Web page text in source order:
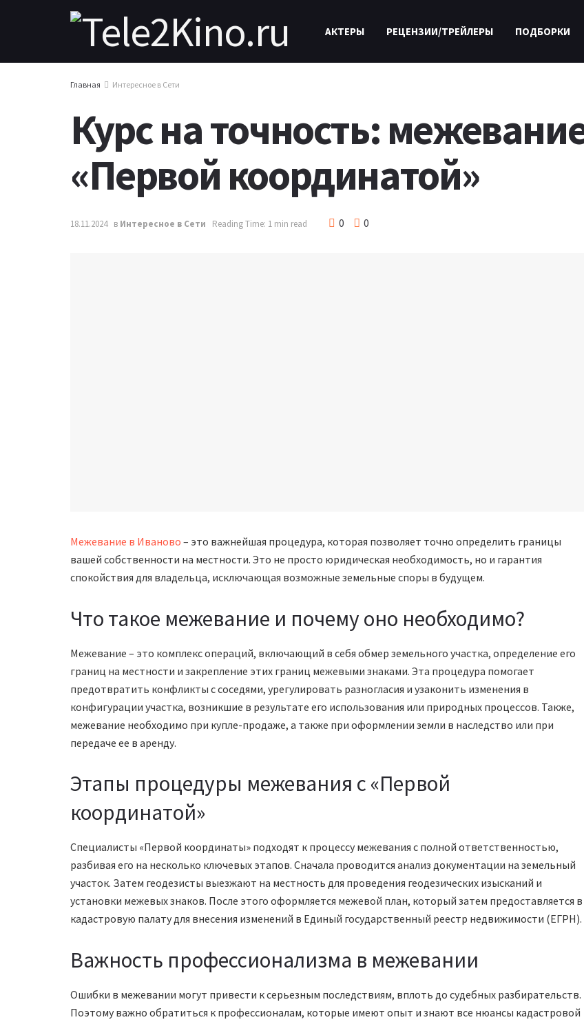
АКТЕРЫ РЕЦЕНЗИИ/ТРЕЙЛЕРЫ ПОДБОРКИ
Главная Интересное в Сети
Курс на точность:
«Первой координатой»
18.11.2024 в Интересное в Сети Reading Time: 1 min read 0 0
Межевание в Иваново – это важнейшая процедура, которая позволяет точно определить границы
вашей собственности на местности. Это не просто юридическая необходимость, но и гарантия
спокойствия для владельца, исключающая возможные земельные споры в будущем.
Что такое межевание и почему оно необходимо?
Межевание – это комплекс операций, включающий в себя обмер земельного участка, определение его
границ на местности и закрепление этих границ межевыми знаками. Эта процедура помогает
предотвратить конфликты с соседями, урегулировать разногласия и узаконить изменения в
конфигурации участка, возникшие в результате его использования или природных процессов. Также,
межевание необходимо при купле-продаже, а также при оформлении земли в наследство или при
передаче ее в аренду.
Этапы процедуры межевания с «Первой
координатой»
Специалисты «Первой координаты» подходят к процессу межевания с полной ответственностью,
разбивая его на несколько ключевых этапов. Сначала проводится анализ документации на земельный
участок. Затем геодезисты выезжают на местность для проведения геодезических изысканий и
установки межевых знаков. После этого оформляется межевой план, который затем предоставляется в
кадастровую палату для внесения изменений в Единый государственный реестр недвижимости (ЕГРН).
Важность профессионализма в межевании
Ошибки в межевании могут привести к серьезным последствиям, вплоть до судебных разбирательств.
Поэтому важно обратиться к профессионалам, которые имеют опыт и знают все нюансы кадастровой